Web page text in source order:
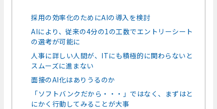
採用の効率化のためにAIの導入を検討
AIにより、従来の4分の1の工数でエントリーシート
の選考が可能に
人事に詳しい人間が、ITにも積極的に関わらないと
スムーズに進まない
面接のAI化はありうるのか
「ソフトバンクだから・・・」ではなく、まずはと
にかく行動してみることが大事